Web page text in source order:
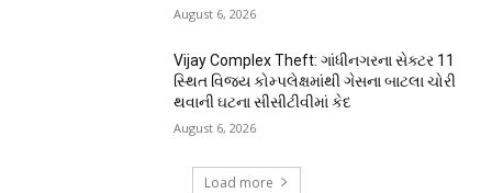
August 6, 2026
Vijay Complex Theft: ગાંધીનગરના સેક્ટર 11
સ્થિત વિજય કોમ્પલેક્ષમાંથી ગેસના બાટલા ચોરી
થવાની ઘટના સીસીટીવીમાં કેદ
August 6, 2026
Load more